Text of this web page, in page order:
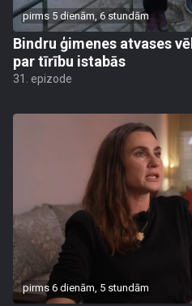
pirms 5 dienām, 6 stundām
Bindru ģimenes atvases
par tīrību istabās
31. epizode
pirms 6 dienām, 5 stundām